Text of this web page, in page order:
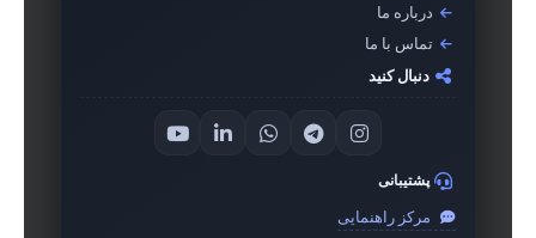
درباره ما
تماس با ما
دنبال کنید
پشتیبانی
مرکز راهنمایی